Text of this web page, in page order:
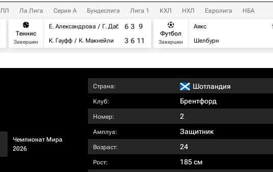
Ла Лига Серия А Бундеслига Лига 1 КХЛ НХЛ Евролига НБА
Теннис
Завершен
Е. Александрова
Г. Дабровски
К. Гауфф
К. Макнейли
6 3 9
3 6 11
Футбол
Завершен
Аякс
Шелбурн
Чемпионат Мира
2026
Страна: Шотландия
Клуб: Брентфорд
Номер: 2
Амплуа: Защитник
Возраст: 24
Рост: 185 см